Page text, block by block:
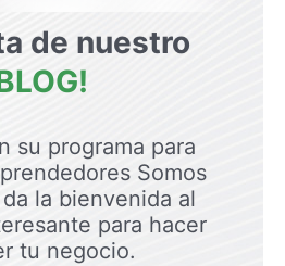
de nuestro
su programa para
Somos
la bienvenida al
para hacer
tu negocio.